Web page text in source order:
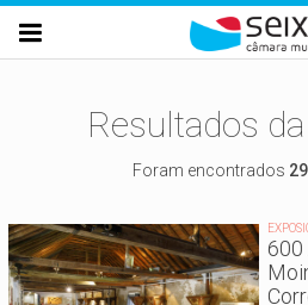
Passar para o conteúdo principal

Resultados
Foram encontrados
600